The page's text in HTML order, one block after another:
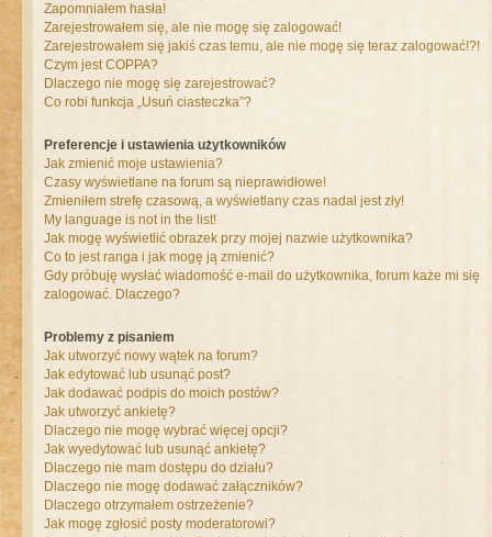
Zapomniałem hasła!
Zarejestrowałem się, ale nie mogę się zalogować!
Zarejestrowałem się jakiś czas temu, ale nie mogę się teraz zalogować!?!
Czym jest COPPA?
Dlaczego nie mogę się zarejestrować?
Co robi funkcja „Usuń ciasteczka”?
Preferencje i ustawienia użytkowników
Jak zmienić moje ustawienia?
Czasy wyświetlane na forum są nieprawidłowe!
Zmieniłem strefę czasową, a wyświetlany czas nadal jest zły!
My language is not in the list!
Jak mogę wyświetlić obrazek przy mojej nazwie użytkownika?
Co to jest ranga i jak mogę ją zmienić?
Gdy próbuję wysłać wiadomość e-mail do użytkownika, forum każe mi się
zalogować. Dlaczego?
Problemy z pisaniem
Jak utworzyć nowy wątek na forum?
Jak edytować lub usunąć post?
Jak dodawać podpis do moich postów?
Jak utworzyć ankietę?
Dlaczego nie mogę wybrać więcej opcji?
Jak wyedytować lub usunąć ankietę?
Dlaczego nie mam dostępu do działu?
Dlaczego nie mogę dodawać załączników?
Dlaczego otrzymałem ostrzeżenie?
Jak mogę zgłosić posty moderatorowi?